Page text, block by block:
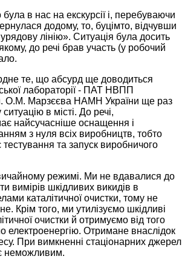
в нас на екскурсії і, перебуваючи
додому, то, буцімто, відчувши
лінію». Ситуація була досить
до речі брав участь (у робочий
те, що абсурд ще доводиться
лабораторії - ПАТ НВПП
О.М. Марзєєва НАМН України ще раз
в місті. До речі,
найсучасніше оснащення і
з нуля всіх виробництв, тобто
та запуск виробничого
режимі. Ми не вдавалися до
вимірів шкідливих викидів в
каталітичної очистки, тому не
Крім того, ми утилізуємо шкідливі
очистки й отримуємо від того
електроенергію. Отримане внаслідок
При вимкненні стаціонарних джерел
неможливим.